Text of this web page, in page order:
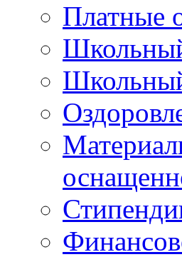
Платные